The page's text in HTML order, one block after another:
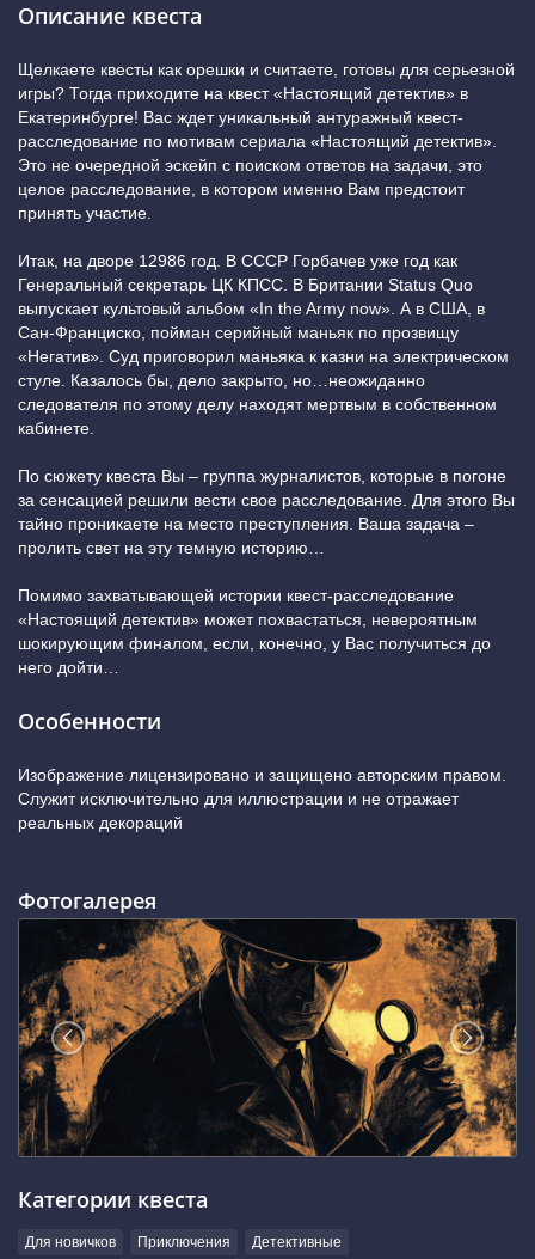
+7 (343) 243-56-09
Ботаническая, Чкаловская
Описание квеста
Щелкаете квесты как орешки и считаете, готовы для серьезной
игры? Тогда приходите на квест «Настоящий детектив» в
Екатеринбурге! Вас ждет уникальный антуражный квест-
расследование по мотивам сериала «Настоящий детектив».
Это не очередной эскейп с поиском ответов на задачи, это
целое расследование, в котором именно Вам предстоит
принять участие.
Итак, на дворе 12986 год. В СССР Горбачев уже год как
Генеральный секретарь ЦК КПСС. В Британии Status Quo
выпускает культовый альбом «In the Army now». А в США, в
Сан-Франциско, пойман серийный маньяк по прозвищу
«Негатив». Суд приговорил маньяка к казни на электрическом
стуле. Казалось бы, дело закрыто, но…неожиданно
следователя по этому делу находят мертвым в собственном
кабинете.
По сюжету квеста Вы – группа журналистов, которые в погоне
за сенсацией решили вести свое расследование. Для этого Вы
тайно проникаете на место преступления. Ваша задача –
пролить свет на эту темную историю…
Помимо захватывающей истории квест-расследование
«Настоящий детектив» может похвастаться, невероятным
шокирующим финалом, если, конечно, у Вас получиться до
него дойти…
Особенности
Изображение лицензировано и защищено авторским правом.
Служит исключительно для иллюстрации и не отражает
реальных декораций
Фотогалерея
Категории квеста
Для новичков Приключения Детективные